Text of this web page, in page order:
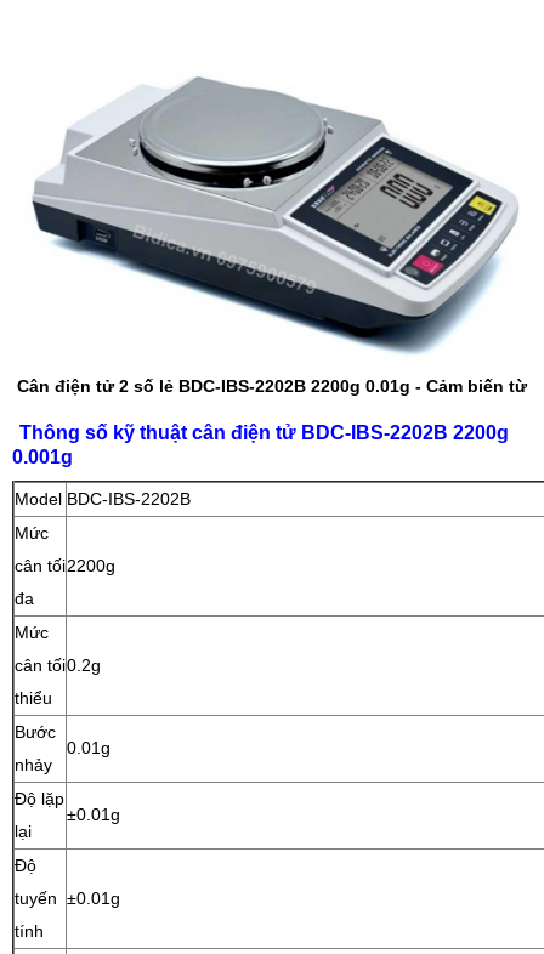
Cân điện tử 2 số lẻ BDC-IBS-2202B 2200g 0.01g - Cảm biến từ
Thông số kỹ thuật cân điện tử BDC-IBS-2202B 2200g
0.001g
Model BDC-IBS-2202B
Mức
cân tối
đa
2200g
Mức
cân tối
thiểu
0.2g
Bước
nhảy
0.01g
Độ lặp
lại
±0.01g
Độ
tuyến
tính
±0.01g